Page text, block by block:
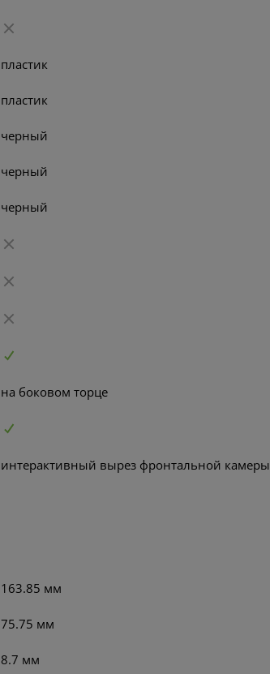
пластик
пластик
черный
черный
черный
на боковом торце
интерактивный вырез фронтальной камеры
163.85 мм
75.75 мм
8.7 мм